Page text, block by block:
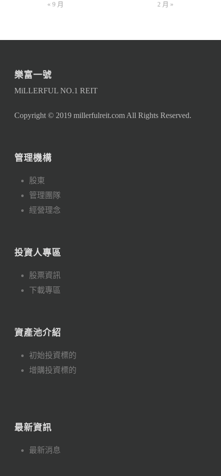
« 9 月 2 月 »
樂富一號
MiLLERFUL NO.1 REIT
Copyright © 2019 millerfulreit.com All Rights Reserved.
管理機構
股東
管理團隊
經營理念
投資人專區
股票資訊
下載專區
資產池介紹
初始投資標的
增購投資標的
最新資訊
最新消息